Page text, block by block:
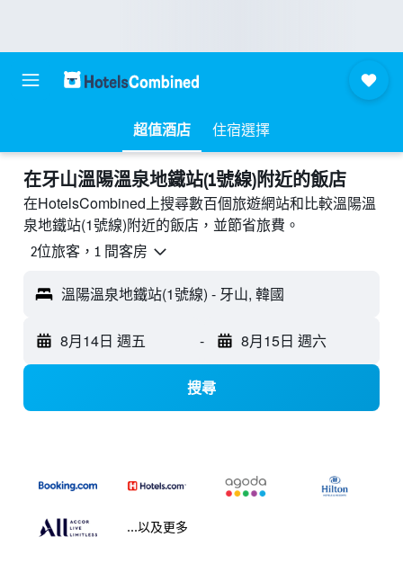
超值酒店 住宿選擇
​在牙山溫陽溫泉地鐵站(1號線)附近​的飯店
在HotelsCombined上搜尋數百個旅遊網站和比較溫陽溫
泉地鐵站(1號線)附近的飯店，並節省旅費。
2位旅客，1 間客房
溫陽溫泉地鐵站(1號線) - 牙山, 韓國
8月14日 週五 - 8月15日 週六
搜尋
...以及更多